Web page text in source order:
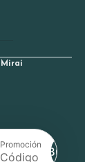
Promoción
Buscar
Mirai